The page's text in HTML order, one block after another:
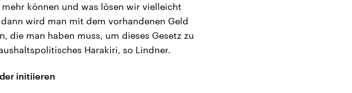
können und was lösen wir vielleicht
wird man mit dem vorhandenen Geld
die man haben muss, um dieses Gesetz zu
Harakiri, so Lindner.
initiieren